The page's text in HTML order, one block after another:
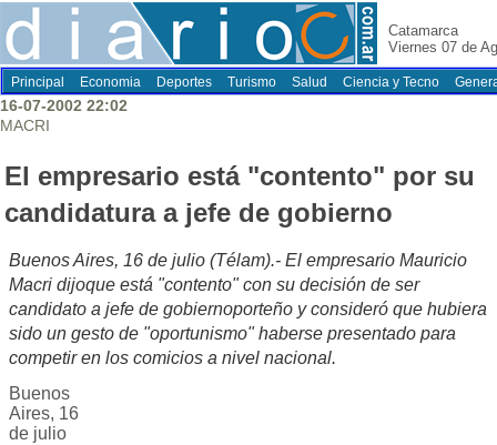
Catamarca
Viernes 07 de
Principal Economia Deportes Turismo Salud Ciencia y Tecno
16-07-2002 22:02
MACRI
El empresario está "contento" por su
candidatura a jefe de gobierno
Buenos Aires, 16 de julio (Télam).- El empresario Mauricio
Macri dijoque está "contento" con su decisión de ser
candidato a jefe de gobiernoporteño y consideró que hubiera
sido un gesto de "oportunismo" haberse presentado para
competir en los comicios a nivel nacional.
Buenos
Aires, 16
de julio